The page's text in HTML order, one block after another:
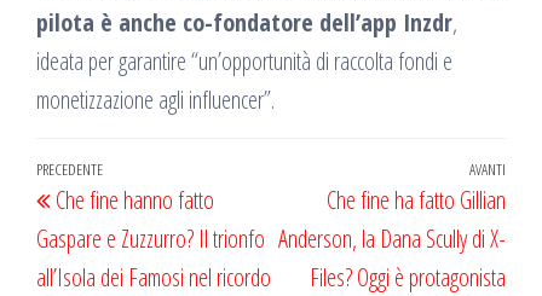
pilota è anche co-fondatore dell’app Inzdr,
ideata per garantire “un’opportunità di raccolta fondi e
monetizzazione agli influencer”.
Navigazione
articoli
Articolo
precedente
PRECEDENTE
Che fine hanno fatto
Gaspare e Zuzzurro? Il trionfo
all’Isola dei Famosi nel ricordo
AVANTI
Che fine ha fatto Gillian
Anderson, la Dana Scully di X-
Files? Oggi è protagonista